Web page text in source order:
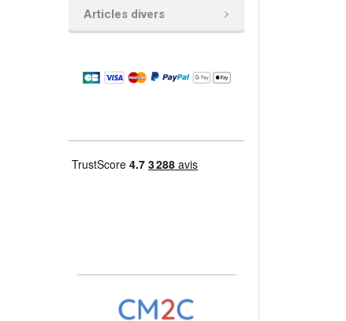
Articles divers